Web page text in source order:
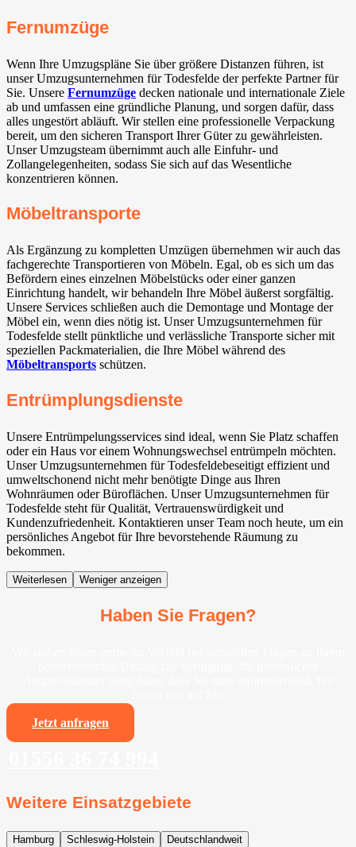
Fernumzüge
Wenn Ihre Umzugspläne Sie über größere Distanzen führen, ist
unser Umzugsunternehmen für Todesfelde der perfekte Partner für
Sie. Unsere Fernumzüge decken nationale und internationale Ziele
ab und umfassen eine gründliche Planung, und sorgen dafür, dass
alles ungestört abläuft. Wir stellen eine professionelle Verpackung
bereit, um den sicheren Transport Ihrer Güter zu gewährleisten.
Unser Umzugsteam übernimmt auch alle Einfuhr- und
Zollangelegenheiten, sodass Sie sich auf das Wesentliche
konzentrieren können.
Möbeltransporte
Als Ergänzung zu kompletten Umzügen übernehmen wir auch das
fachgerechte Transportieren von Möbeln. Egal, ob es sich um das
Befördern eines einzelnen Möbelstücks oder einer ganzen
Einrichtung handelt, wir behandeln Ihre Möbel äußerst sorgfältig.
Unsere Services schließen auch die Demontage und Montage der
Möbel ein, wenn dies nötig ist. Unser Umzugsunternehmen für
Todesfelde stellt pünktliche und verlässliche Transporte sicher mit
speziellen Packmaterialien, die Ihre Möbel während des
Möbeltransports schützen.
Entrümplungsdienste
Unsere Entrümpelungsservices sind ideal, wenn Sie Platz schaffen
oder ein Haus vor einem Wohnungswechsel entrümpeln möchten.
Unser Umzugsunternehmen für Todesfeldebeseitigt effizient und
umweltschonend nicht mehr benötigte Dinge aus Ihren
Wohnräumen oder Büroflächen. Unser Umzugsunternehmen für
Todesfelde steht für Qualität, Vertrauenswürdigkeit und
Kundenzufriedenheit. Kontaktieren unser Team noch heute, um ein
persönliches Angebot für Ihre bevorstehende Räumung zu
bekommen.
Weiterlesen Weniger anzeigen
Haben Sie Fragen?
Jetzt anfragen
Weitere Einsatzgebiete
Hamburg Schleswig-Holstein
Deutschlandweit